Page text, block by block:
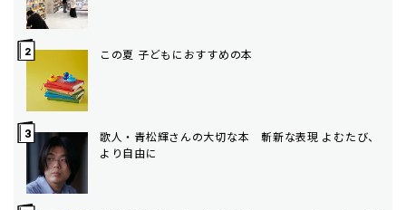
この夏 子どもにおすすめの本
歌人・青松輝さんの大切な本 斬新な表現 よむたび、
より自由に